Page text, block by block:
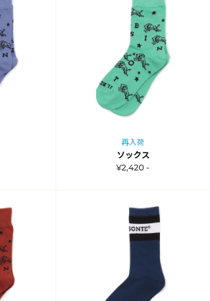
再入荷
ソックス
¥2,420 -